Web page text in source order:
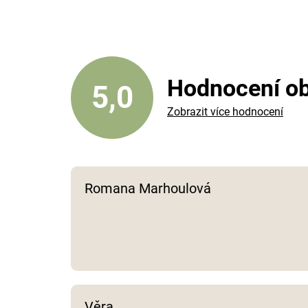
5,0 Hodnocení
Zobrazit více hodnocení
Romana Marhoulová